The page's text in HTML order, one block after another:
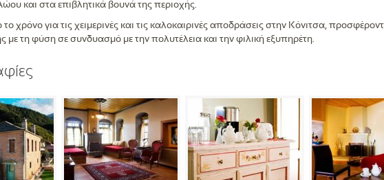
και στα επιβλητικά βουνά της περιοχής.
το χρόνο για τις χειμερινές και τις καλοκαιρινές αποδράσεις στην Κόνιτσα,
με τη φύση σε συνδυασμό με την πολυτέλεια και την φιλική εξυπηρέτη.